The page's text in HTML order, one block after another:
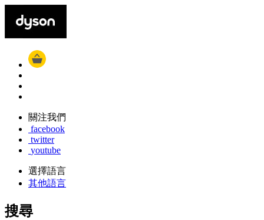
關注我們
facebook
twitter
youtube
選擇語言
其他語言
搜尋